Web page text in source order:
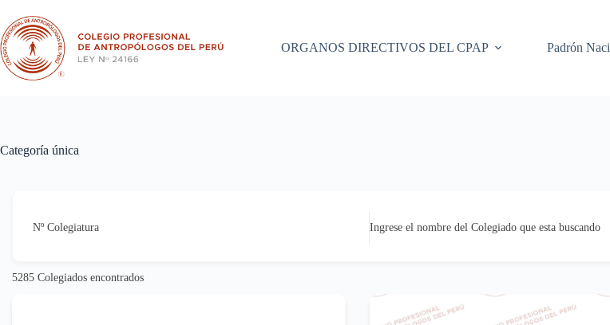
contenido
ORGANOS DIRECTIVOS DEL CPAP
Padrón
Categoría única
Nº Colegiatura Ingrese el nombre del Colegiado que esta buscando
5285 Colegiados encontrados